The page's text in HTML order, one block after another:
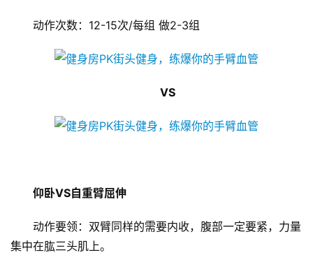
页
动作次数：12-15次/每组 做2-3组
VS
仰卧VS自重臂屈伸
动作要领：双臂同样的需要内收，腹部一定要紧，力量
集中在肱三头肌上。